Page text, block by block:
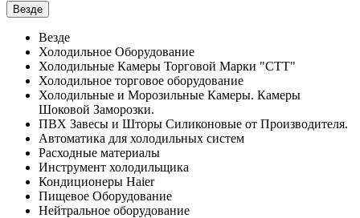
Везде
Везде
Холодильное Оборудование
Холодильные Камеры Торговой Марки "СТТ"
Холодильное торговое оборудование
Холодильные и Морозильные Камеры. Камеры
Шоковой Заморозки.
ПВХ Завесы и Шторы Силиконовые от Производителя.
Автоматика для холодильных систем
Расходные материалы
Инструмент холодильщика
Кондиционеры Haier
Пищевое Оборудование
Нейтральное оборудование